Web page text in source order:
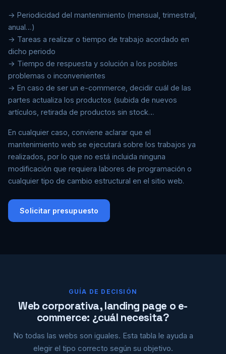
→ Periodicidad del mantenimiento (mensual, trimestral,
anual…)
→ Tareas a realizar o tiempo de trabajo acordado en
dicho periodo
→ Tiempo de respuesta y solución a los posibles
problemas o inconvenientes
→ En caso de ser un e-commerce, decidir cuál de las
partes actualiza los productos (subida de nuevos
artículos, retirada de productos sin stock…
En cualquier caso, conviene aclarar que el
mantenimiento web se ejecutará sobre los trabajos ya
realizados, por lo que no está incluida ninguna
modificación que requiera labores de programación o
cualquier tipo de cambio estructural en el sitio web.
Solicitar presupuesto
GUÍA DE DECISIÓN
Web corporativa, landing page o e-
commerce: ¿cuál necesita?
No todas las webs son iguales. Esta tabla le ayuda a
elegir el tipo correcto según su objetivo.